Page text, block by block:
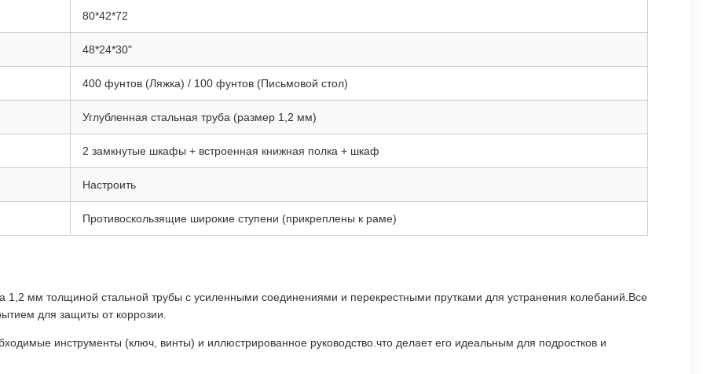
80*42*72
48*24*30"
400 фунтов (Ляжка) / 100 фунтов (Письмовой стол)
Углубленная стальная труба (размер 1,2 мм)
2 замкнутые шкафы + встроенная книжная полка + шкаф
Настроить
Противоскользящие широкие ступени (прикреплены к раме)
1,2 мм толщиной стальной трубы с усиленными соединениями и перекрестными прутками для устранения колебаний.Все
для защиты от коррозии.
инструменты (ключ, винты) и иллюстрированное руководство.что делает его идеальным для подростков и